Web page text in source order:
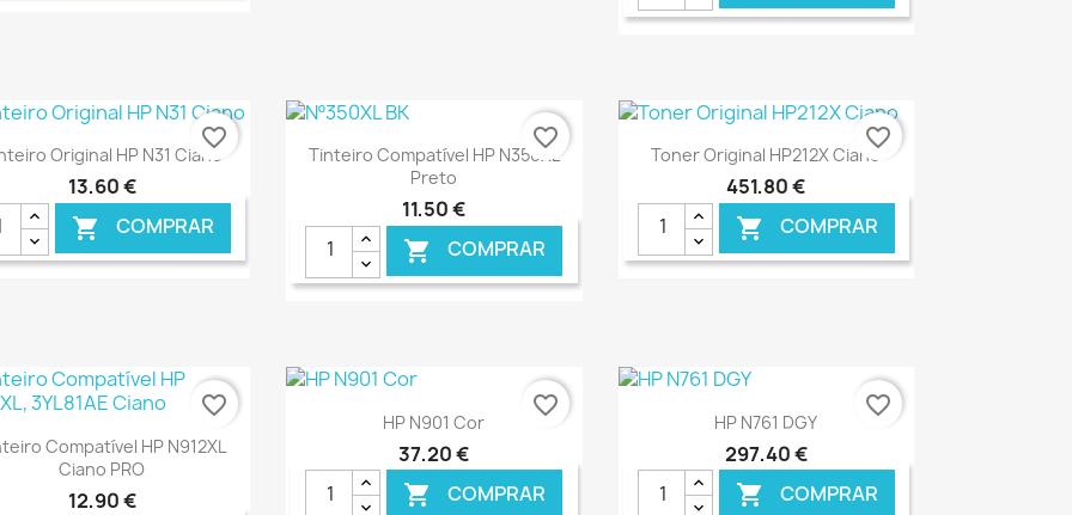
Ver+
Original HP N31 Ciano
13,60 €
 COMPRAR
€ ONLINE
favorite_border Ver+
Tinteiro Compatível HP N350XL
Preto
11,50 €
 COMPRAR
favorite_border Ver+
Toner Original HP212X Ciano
451,80 €
 COMPRAR
favorite_border
Ver+
Compatível HP N912XL
Ciano PRO
12,90 €
favorite_border Ver+
HP N901 Cor
37,20 €
 COMPRAR
favorite_border Ver+
HP N761 DGY
297,40 €
 COMPRAR
favorite_border